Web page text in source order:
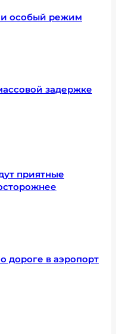
особый режим
задержке
приятные
дороге в аэропорт